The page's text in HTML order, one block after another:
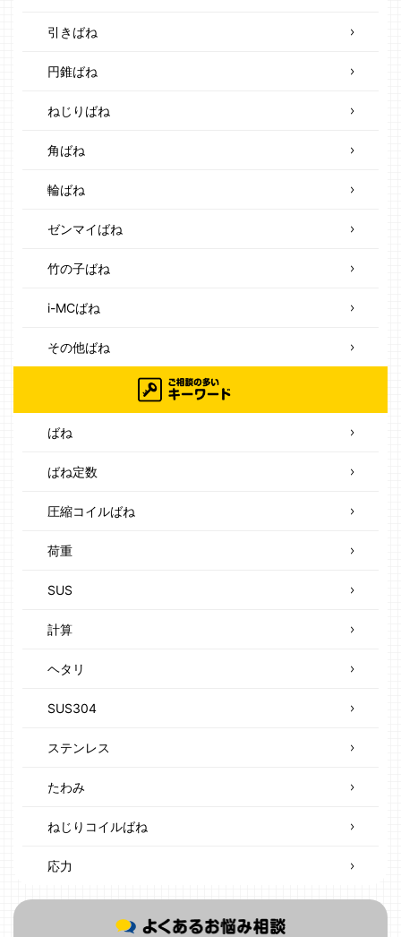
引きばね
円錐ばね
ねじりばね
角ばね
輪ばね
ゼンマイばね
竹の子ばね
i-MCばね
その他ばね
ばね
ばね定数
圧縮コイルばね
荷重
SUS
計算
ヘタリ
SUS304
ステンレス
たわみ
ねじりコイルばね
応力